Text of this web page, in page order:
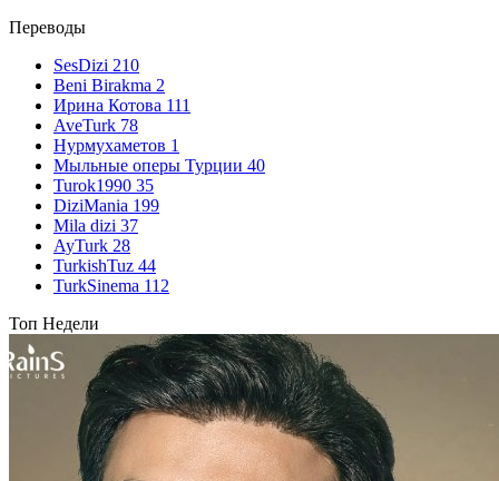
Переводы
SesDizi 210
Beni Birakma 2
Ирина Котова 111
AveTurk 78
Нурмухаметов 1
Мыльные оперы Турции 40
Turok1990 35
DiziMania 199
Mila dizi 37
AyTurk 28
TurkishTuz 44
TurkSinema 112
Топ Недели